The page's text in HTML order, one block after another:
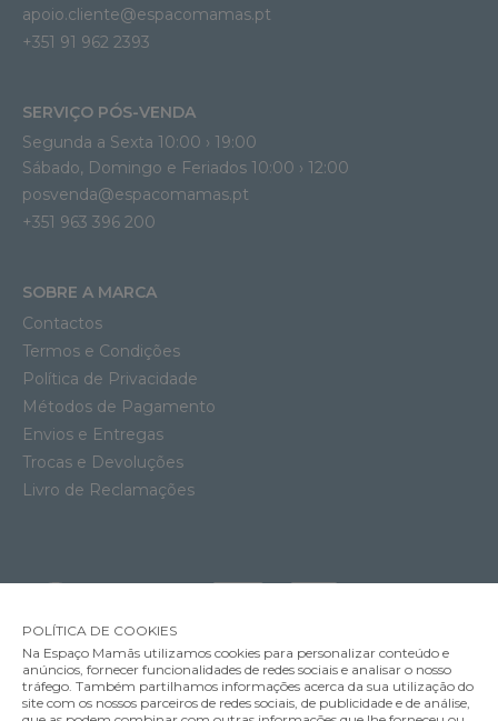
apoio.cliente@espacomamas.pt
+351 91 962 2393
SERVIÇO PÓS-VENDA
Segunda a Sexta 10:00 › 19:00
Sábado, Domingo e Feriados 10:00 › 12:00
posvenda@espacomamas.pt
+351 963 396 200
SOBRE A MARCA
Contactos
Termos e Condições
Política de Privacidade
Métodos de Pagamento
Envios e Entregas
Trocas e Devoluções
Livro de Reclamações
POLÍTICA DE COOKIES
Na Espaço Mamãs utilizamos cookies para personalizar conteúdo e
anúncios, fornecer funcionalidades de redes sociais e analisar o nosso
tráfego. Também partilhamos informações acerca da sua utilização do
site com os nossos parceiros de redes sociais, de publicidade e de análise,